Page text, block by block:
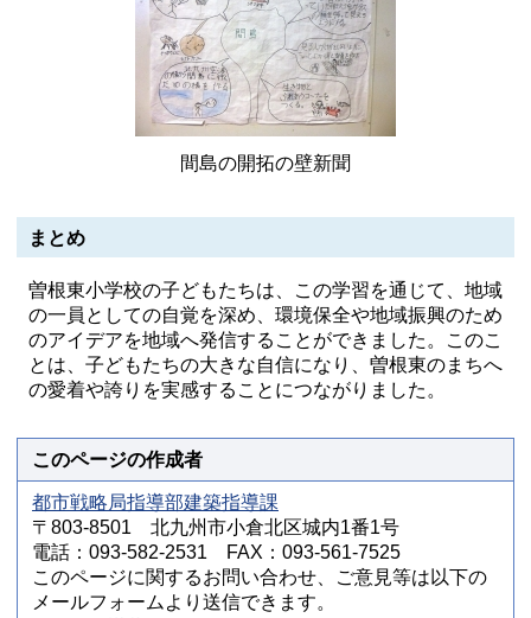
間島の開拓の壁新聞
まとめ
曽根東小学校の子どもたちは、この学習を通じて、地域
の一員としての自覚を深め、環境保全や地域振興のため
のアイデアを地域へ発信することができました。このこ
とは、子どもたちの大きな自信になり、曽根東のまちへ
の愛着や誇りを実感することにつながりました。
このページの作成者
都市戦略局指導部建築指導課
〒803-8501 北九州市小倉北区城内1番1号
電話：093-582-2531 FAX：093-561-7525
このページに関するお問い合わせ、ご意見等は以下の
メールフォームより送信できます。